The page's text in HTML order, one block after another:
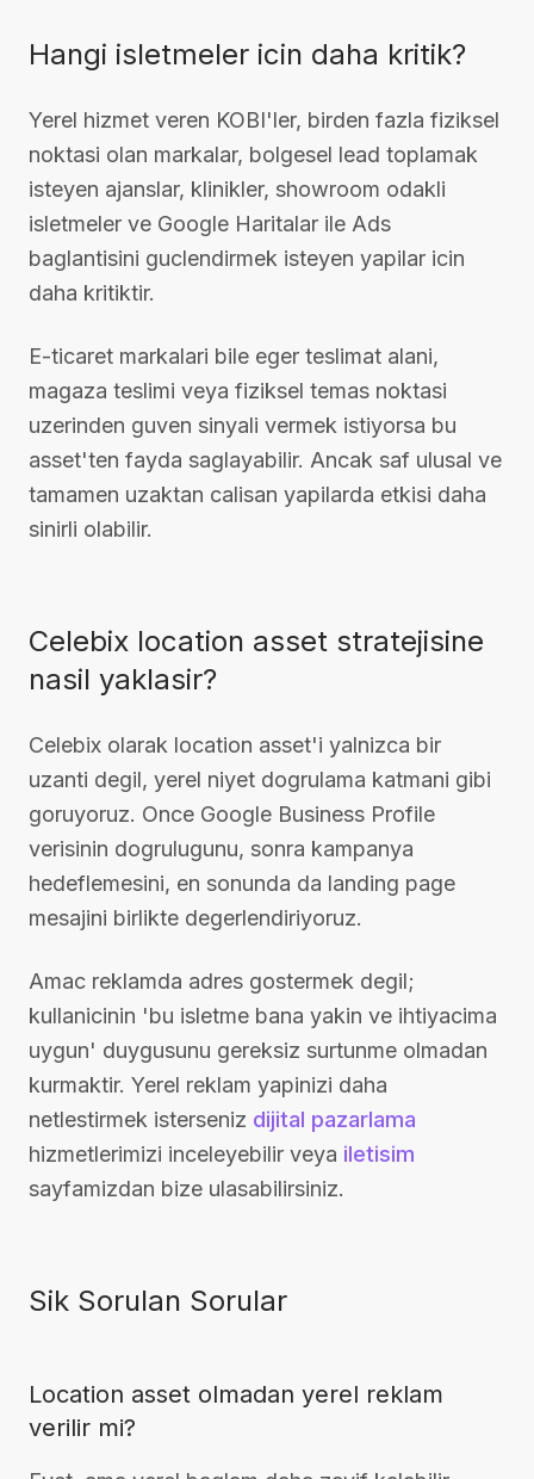
Hangi isletmeler icin daha kritik?
Yerel hizmet veren KOBI'ler, birden fazla fiziksel
noktasi olan markalar, bolgesel lead toplamak
isteyen ajanslar, klinikler, showroom odakli
isletmeler ve Google Haritalar ile Ads
baglantisini guclendirmek isteyen yapilar icin
daha kritiktir.
E-ticaret markalari bile eger teslimat alani,
magaza teslimi veya fiziksel temas noktasi
uzerinden guven sinyali vermek istiyorsa bu
asset'ten fayda saglayabilir. Ancak saf ulusal ve
tamamen uzaktan calisan yapilarda etkisi daha
sinirli olabilir.
Celebix location asset stratejisine
nasil yaklasir?
Celebix olarak location asset'i yalnizca bir
uzanti degil, yerel niyet dogrulama katmani gibi
goruyoruz. Once Google Business Profile
verisinin dogrulugunu, sonra kampanya
hedeflemesini, en sonunda da landing page
mesajini birlikte degerlendiriyoruz.
Amac reklamda adres gostermek degil;
kullanicinin 'bu isletme bana yakin ve ihtiyacima
uygun' duygusunu gereksiz surtunme olmadan
kurmaktir. Yerel reklam yapinizi daha
netlestirmek isterseniz dijital pazarlama
hizmetlerimizi inceleyebilir veya iletisim
sayfamizdan bize ulasabilirsiniz.
Sik Sorulan Sorular
Location asset olmadan yerel reklam
verilir mi?